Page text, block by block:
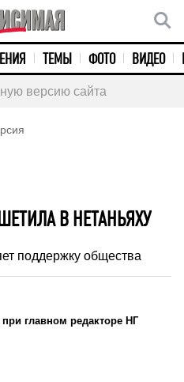
ТЕМЫ ФОТО ВИДЕО
версию сайта
В НЕТАНЬЯХУ
поддержку общества
главном редакторе НГ